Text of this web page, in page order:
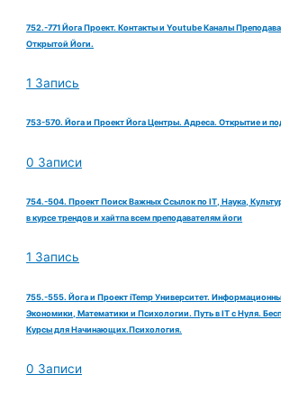
752.-771 Йога Проект. Контакты и Youtube Каналы
Открытой Йоги.
1 Запись
753-570. Йога и Проект Йога Центры. Адреса. Открытие и
0 Записи
754.-504. Проект Поиск Важных Ссылок по IT, Наука,
в курсе трендов и хайтпа всем преподавателям йоги
1 Запись
755.-555. Йога и Проект iTemp Университет.
Экономики, Математики и Психологии. Путь в IT с Нуля.
Курсы для Начинающих.Психология.
0 Записи